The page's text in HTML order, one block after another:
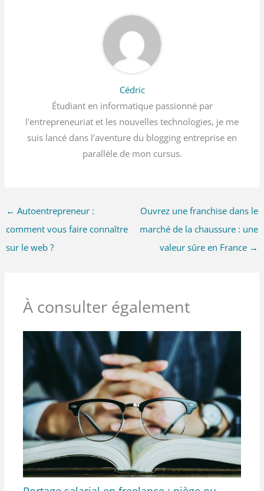
Cédric
Étudiant en informatique passionné par
l'entrepreneuriat et les nouvelles technologies, je me
suis lancé dans l'aventure du blogging entreprise en
parallèle de mon cursus.
← Autoentrepreneur :
comment vous faire connaître
sur le web ?
Ouvrez une franchise dans le
marché de la chaussure : une
valeur sûre en France →
À consulter également